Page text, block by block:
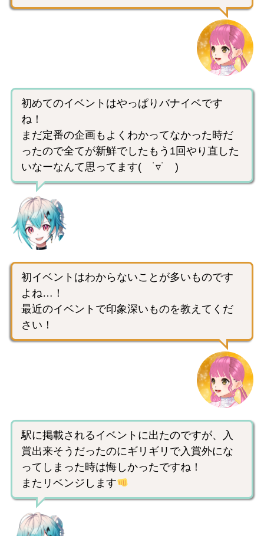
初めてのイベントはやっぱりバナイベです
ね！
まだ定番の企画もよくわかってなかった時だ
ったので全てが新鮮でしたもう1回やり直した
いなーなんて思ってます( ˙▿˙ )
初イベントはわからないことが多いものです
よね…！
最近のイベントで印象深いものを教えてくだ
さい！
駅に掲載されるイベントに出たのですが、入
賞出来そうだったのにギリギリで入賞外にな
ってしまった時は悔しかったですね！
またリベンジします